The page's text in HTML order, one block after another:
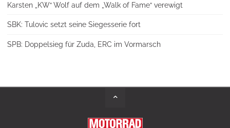
Karsten „KW“ Wolf auf dem „Walk of Fame“ verewigt
SBK: Tulovic setzt seine Siegesserie fort
SPB: Doppelsieg für Zuda, ERC im Vormarsch
Back